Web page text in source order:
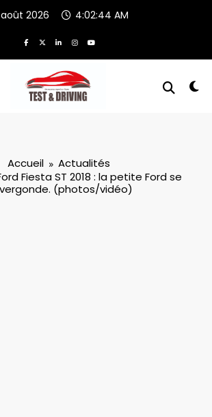
2026 4:02:46 AM
Accueil
Actualités
Fiesta ST 2018 : la petite Ford se
(photos/vidéo)